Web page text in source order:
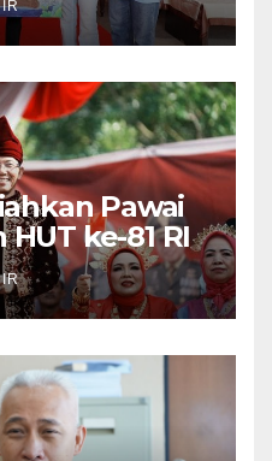
IR
Pawai
ke-81 RI
IR